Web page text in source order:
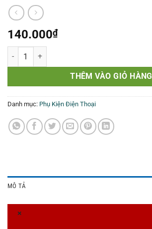
140.000₫
Thẻ nhớ HOCO số lượng
THÊM VÀO GIỎ HÀNG
Danh mục: Phụ Kiện Điện Thoại
MÔ TẢ
×